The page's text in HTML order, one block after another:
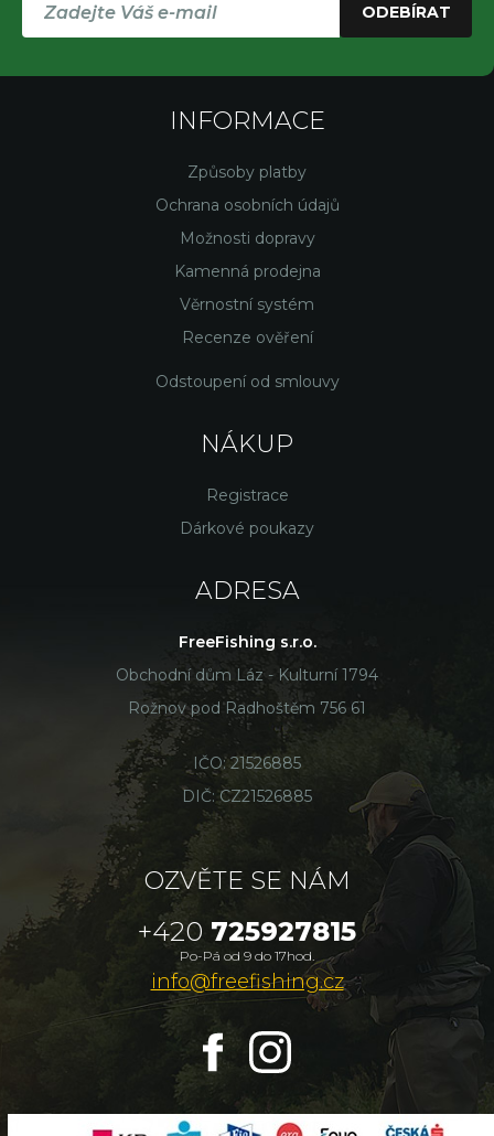
ODEBÍRAT
INFORMACE
Způsoby platby
Ochrana osobních údajů
Možnosti dopravy
Kamenná prodejna
Věrnostní systém
Recenze ověření
Odstoupení od smlouvy
NÁKUP
Registrace
Dárkové poukazy
ADRESA
FreeFishing s.r.o.
Obchodní dům Láz - Kulturní 1794
Rožnov pod Radhoštěm 756 61
IČO: 21526885
DIČ: CZ21526885
OZVĚTE SE NÁM
+420 725927815
Po-Pá od 9 do 17hod.
info@freefishing.cz